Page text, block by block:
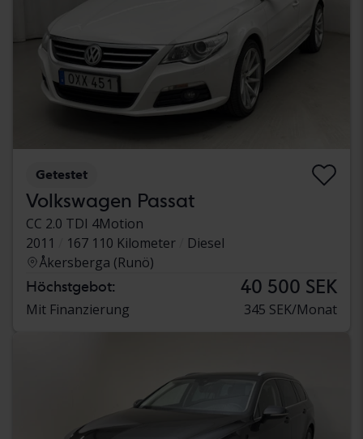
Getestet
Volkswagen Passat
CC 2.0 TDI 4Motion
2011
167 110 Kilometer
Diesel
Åkersberga (Runö)
Höchstgebot: 40 500 SEK
Mit Finanzierung 345 SEK/Monat